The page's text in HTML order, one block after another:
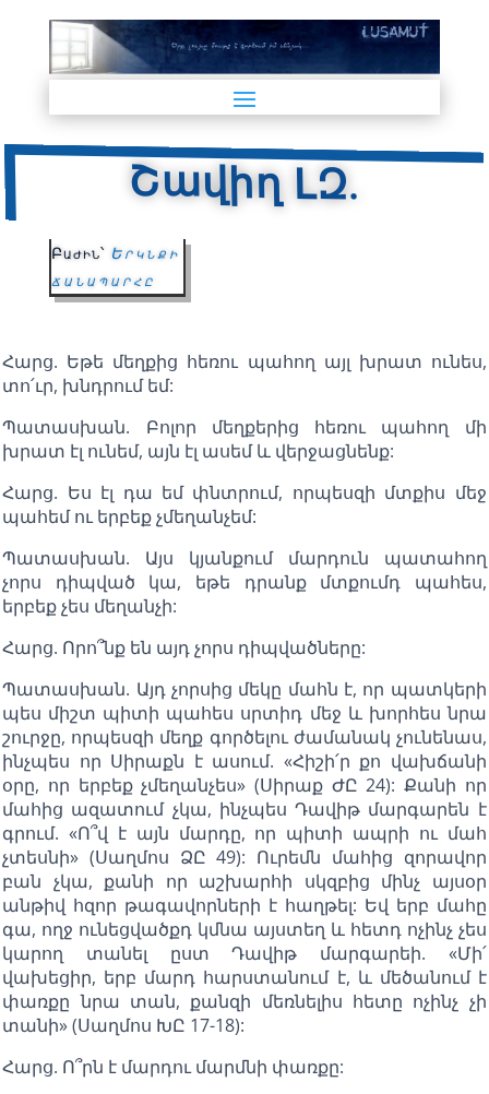
Շավիղ ԼԶ.
Բաժին՝ Երկնքի
ճանապարհը
Հարց. Եթե մեղքից հեռու պահող այլ խրատ ունես,
տո՛ւր, խնդրում եմ:
Պատասխան. Բոլոր մեղքերից հեռու պահող մի
խրատ էլ ունեմ, այն էլ ասեմ և վերջացնենք:
Հարց. Ես էլ դա եմ փնտրում, որպեսզի մտքիս մեջ
պահեմ ու երբեք չմեղանչեմ:
Պատասխան. Այս կյանքում մարդուն պատահող
չորս դիպված կա, եթե դրանք մտքումդ պահես,
երբեք չես մեղանչի:
Հարց. Որո՞նք են այդ չորս դիպվածները:
Պատասխան. Այդ չորսից մեկը մահն է, որ պատկերի
պես միշտ պիտի պահես սրտիդ մեջ և խորհես նրա
շուրջը, որպեսզի մեղք գործելու ժամանակ չունենաս,
ինչպես որ Սիրաքն է ասում. «Հիշի՛ր քո վախճանի
օրը, որ երբեք չմեղանչես» (Սիրաք ԺԸ 24): Քանի որ
մահից ազատում չկա, ինչպես Դավիթ մարգարեն է
գրում. «Ո՞վ է այն մարդը, որ պիտի ապրի ու մահ
չտեսնի» (Սաղմոս ՁԸ 49): Ուրեմն մահից զորավոր
բան չկա, քանի որ աշխարհի սկզբից մինչ այսօր
անթիվ հզոր թագավորների է հաղթել: Եվ երբ մահը
գա, ողջ ունեցվածքդ կմնա այստեղ և հետդ ոչինչ չես
կարող տանել ըստ Դավիթ մարգարեի. «Մի՛
վախեցիր, երբ մարդ հարստանում է, և մեծանում է
փառքը նրա տան, քանզի մեռնելիս հետը ոչինչ չի
տանի» (Սաղմոս ԽԸ 17-18):
Հարց. Ո՞րն է մարդու մարմնի փառքը: